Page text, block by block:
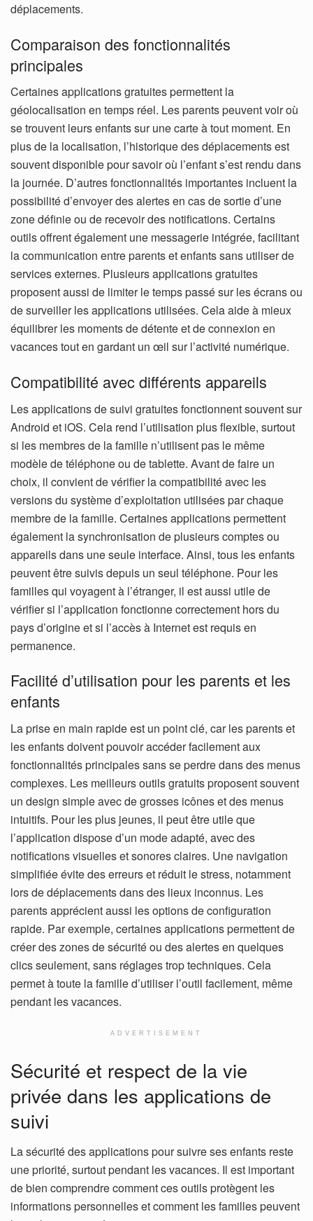
déplacements.
Comparaison des fonctionnalités
principales
Certaines applications gratuites permettent la
géolocalisation en temps réel. Les parents peuvent voir où
se trouvent leurs enfants sur une carte à tout moment. En
plus de la localisation, l’historique des déplacements est
souvent disponible pour savoir où l’enfant s’est rendu dans
la journée. D’autres fonctionnalités importantes incluent la
possibilité d’envoyer des alertes en cas de sortie d’une
zone définie ou de recevoir des notifications. Certains
outils offrent également une messagerie intégrée, facilitant
la communication entre parents et enfants sans utiliser de
services externes. Plusieurs applications gratuites
proposent aussi de limiter le temps passé sur les écrans ou
de surveiller les applications utilisées. Cela aide à mieux
équilibrer les moments de détente et de connexion en
vacances tout en gardant un œil sur l’activité numérique.
Compatibilité avec différents appareils
Les applications de suivi gratuites fonctionnent souvent sur
Android et iOS. Cela rend l’utilisation plus flexible, surtout
si les membres de la famille n’utilisent pas le même
modèle de téléphone ou de tablette. Avant de faire un
choix, il convient de vérifier la compatibilité avec les
versions du système d’exploitation utilisées par chaque
membre de la famille. Certaines applications permettent
également la synchronisation de plusieurs comptes ou
appareils dans une seule interface. Ainsi, tous les enfants
peuvent être suivis depuis un seul téléphone. Pour les
familles qui voyagent à l’étranger, il est aussi utile de
vérifier si l’application fonctionne correctement hors du
pays d’origine et si l’accès à Internet est requis en
permanence.
Facilité d’utilisation pour les parents et les
enfants
La prise en main rapide est un point clé, car les parents et
les enfants doivent pouvoir accéder facilement aux
fonctionnalités principales sans se perdre dans des menus
complexes. Les meilleurs outils gratuits proposent souvent
un design simple avec de grosses icônes et des menus
intuitifs. Pour les plus jeunes, il peut être utile que
l’application dispose d’un mode adapté, avec des
notifications visuelles et sonores claires. Une navigation
simplifiée évite des erreurs et réduit le stress, notamment
lors de déplacements dans des lieux inconnus. Les
parents apprécient aussi les options de configuration
rapide. Par exemple, certaines applications permettent de
créer des zones de sécurité ou des alertes en quelques
clics seulement, sans réglages trop techniques. Cela
permet à toute la famille d’utiliser l’outil facilement, même
pendant les vacances.
ADVERTISEMENT
Sécurité et respect de la vie
privée dans les applications de
suivi
La sécurité des applications pour suivre ses enfants reste
une priorité, surtout pendant les vacances. Il est important
de bien comprendre comment ces outils protègent les
informations personnelles et comment les familles peuvent